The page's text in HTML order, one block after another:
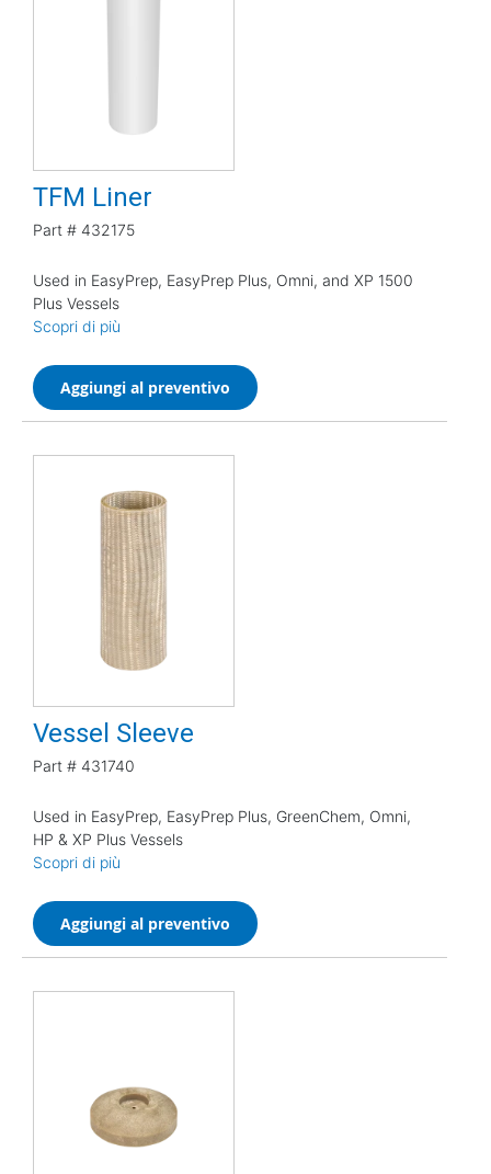
TFM Liner
Part # 432175
Used in EasyPrep, EasyPrep Plus, Omni, and XP 1500
Plus Vessels
Scopri di più
Aggiungi al preventivo
Vessel Sleeve
Part # 431740
Used in EasyPrep, EasyPrep Plus, GreenChem, Omni,
HP & XP Plus Vessels
Scopri di più
Aggiungi al preventivo